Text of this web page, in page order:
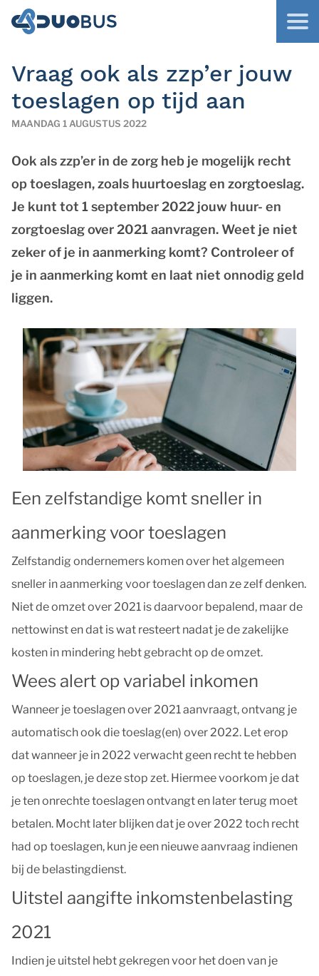
Vraag ook als zzp’er jouw
toeslagen op tijd aan
MAANDAG 1 AUGUSTUS 2022
Ook als zzp’er in de zorg heb je mogelijk recht
op toeslagen, zoals huurtoeslag en zorgtoeslag.
Je kunt tot 1 september 2022 jouw huur- en
zorgtoeslag over 2021 aanvragen. Weet je niet
zeker of je in aanmerking komt? Controleer of
je in aanmerking komt en laat niet onnodig geld
liggen.
Een zelfstandige komt sneller in
aanmerking voor toeslagen
Zelfstandig ondernemers komen over het algemeen
sneller in aanmerking voor toeslagen dan ze zelf denken.
Niet de omzet over 2021 is daarvoor bepalend, maar de
nettowinst en dat is wat resteert nadat je de zakelijke
kosten in mindering hebt gebracht op de omzet.
Wees alert op variabel inkomen
Wanneer je toeslagen over 2021 aanvraagt, ontvang je
automatisch ook die toeslag(en) over 2022. Let erop
dat wanneer je in 2022 verwacht geen recht te hebben
op toeslagen, je deze stop zet. Hiermee voorkom je dat
je ten onrechte toeslagen ontvangt en later terug moet
betalen. Mocht later blijken dat je over 2022 toch recht
had op toeslagen, kun je een nieuwe aanvraag indienen
bij de belastingdienst.
Uitstel aangifte inkomstenbelasting
2021
Indien je uitstel hebt gekregen voor het doen van je